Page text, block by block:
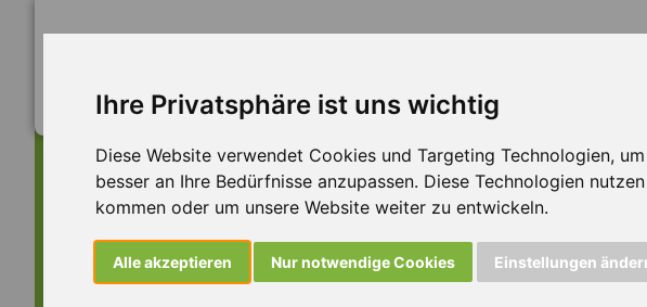
Ihre Privatsphäre ist uns wichtig
Diese Website verwendet Cookies und Targeting Technologien,
besser an Ihre Bedürfnisse anzupassen. Diese Technologien
kommen oder um unsere Website weiter zu entwickeln.
Alle akzeptieren Nur notwendige Cookies Einstellungen
Dieser Job ist leider nicht mehr
... aber vielleicht ist hier etwas dabei: